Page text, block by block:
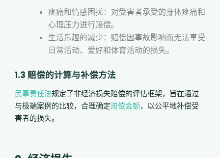
疼痛和情感困扰： 对受害者承受的身体疼痛和
心理压力进行赔偿。
生活乐趣的减少： 赔偿因事故影响而无法享受
日常活动、爱好和体育活动的损失。
1.3 赔偿的计算与补偿方法
民事责任法规定了非经济损失赔偿的评估框架，旨在通过
与极端案例的比较，合理确定赔偿金额，以公平地补偿受
害者的损失。